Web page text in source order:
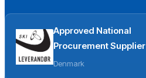
Approved National
Procurement Supplier
Denmark